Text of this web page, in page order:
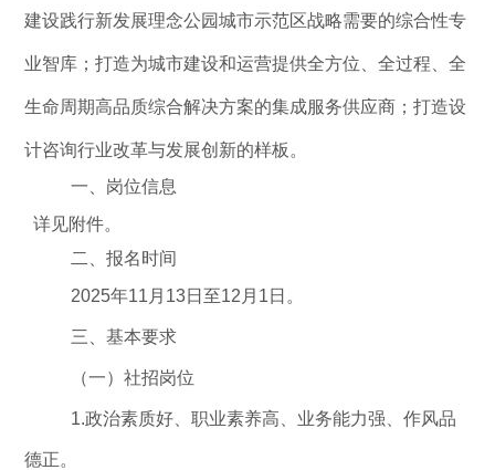
建设践行新发展理念公园城市示范区战略需要的综合性专
业智库；打造为城市建设和运营提供全方位、全过程、全
生命周期高品质综合解决方案的集成服务供应商；打造设
计咨询行业改革与发展创新的样板。
一、 岗位信息
详见附件。
二、报名时间
2025年11 月 13日至12 月 1 日。
三、基本要求
（一）社招岗位
1.政治素质好、职业素养高、业务能力强、作风品
德正。